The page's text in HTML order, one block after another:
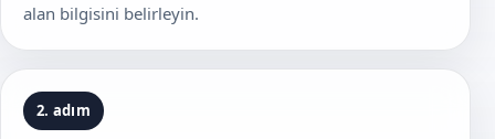
alan bilgisini belirleyin.
2. adım